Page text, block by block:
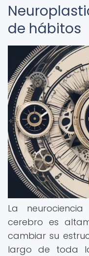
de hábitos
La
cerebro es
cambiar su
largo de toda